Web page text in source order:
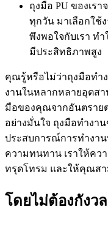
ถุงมือ PU ของเร
ทุกวัน มาเลือกใช้
พึงพอใจกับเรา ท
มีประสิทธิภาพสูง
คุณรู้หรือไม่ว่าถุงมือทำ
งานในหลากหลายอุตสา
มือของคุณจากอันตราย
อย่างมั่นใจ ถุงมือทำงา
ประสบการณ์การทำงา
ความทนทาน เราให้คว
ทรุดโทรม และให้คุณสา
โดยไม่ต้องกังว